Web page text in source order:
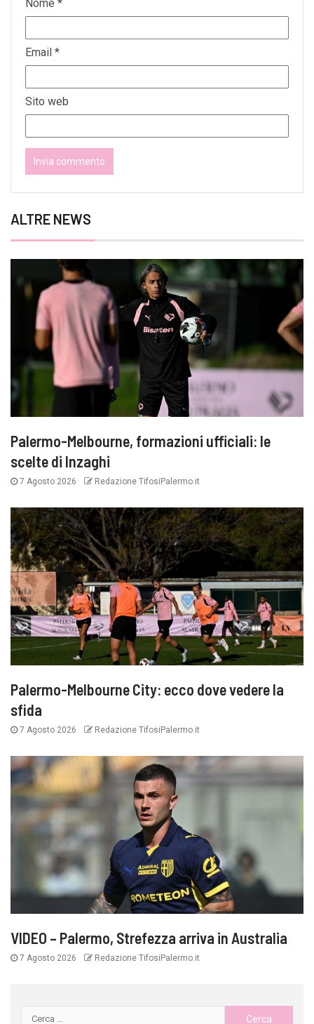
Nome *
Email *
Sito web
ALTRE NEWS
Palermo-Melbourne, formazioni ufficiali: le
scelte di Inzaghi
7 Agosto 2026 Redazione TifosiPalermo.it
Palermo-Melbourne City: ecco dove vedere la
sfida
7 Agosto 2026 Redazione TifosiPalermo.it
VIDEO – Palermo, Strefezza arriva in Australia
7 Agosto 2026 Redazione TifosiPalermo.it